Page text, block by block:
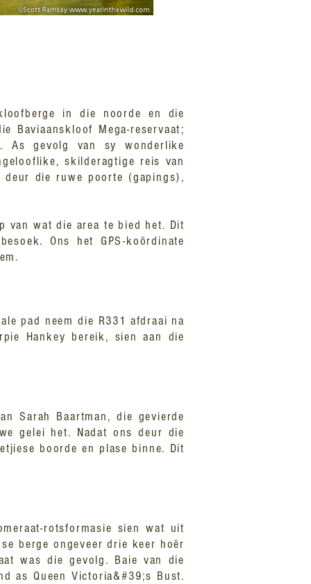
in die noorde en die
Baviaanskloof Mega-reservaat;
As gevolg van sy wonderlike
skilderagtige reis van
deur die ruwe poorte (gapings),
van wat die area te bied het. Dit
Ons het GPS-koördinate
pad neem die R331 afdraai na
Hankey bereik, sien aan die
Sarah Baartman, die gevierde
gelei het. Nadat ons deur die
boorde en plase binne. Dit
rotsformasie sien wat uit
berge ongeveer drie keer hoër
was die gevolg. Baie van die
as Queen Victoria&#39;s Bust.